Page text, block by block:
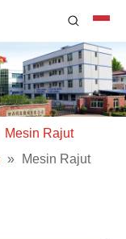
Mesin Rajut
»
Mesin Rajut